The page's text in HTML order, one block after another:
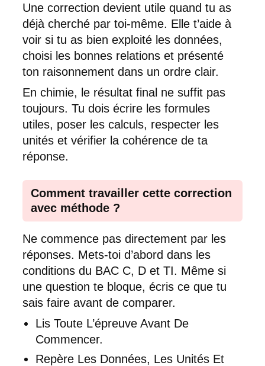
Une correction devient utile quand tu as
déjà cherché par toi-même. Elle t’aide à
voir si tu as bien exploité les données,
choisi les bonnes relations et présenté
ton raisonnement dans un ordre clair.
En chimie, le résultat final ne suffit pas
toujours. Tu dois écrire les formules
utiles, poser les calculs, respecter les
unités et vérifier la cohérence de ta
réponse.
Comment travailler cette correction
avec méthode ?
Ne commence pas directement par les
réponses. Mets-toi d’abord dans les
conditions du BAC C, D et TI. Même si
une question te bloque, écris ce que tu
sais faire avant de comparer.
Lis Toute L’épreuve Avant De
Commencer.
Repère Les Données, Les Unités Et